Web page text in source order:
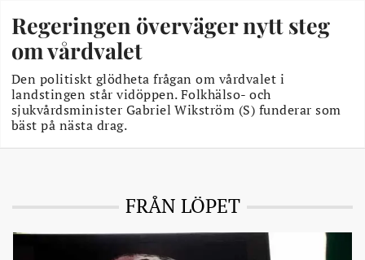
SENASTE
Liten höjning av garantipensionen
27 JUL
SENASTE
Sven Hagströmer sommarpratar
26 JUL
SENASTE
Reform för äldre kan bli slag i luften
Regeringen överväger nytt steg
om vårdvalet
Den politiskt glödheta frågan om vårdvalet i
landstingen står vidöppen. Folkhälso- och
sjukvårdsminister Gabriel Wikström (S) funderar som
bäst på nästa drag.
FRÅN LÖPET